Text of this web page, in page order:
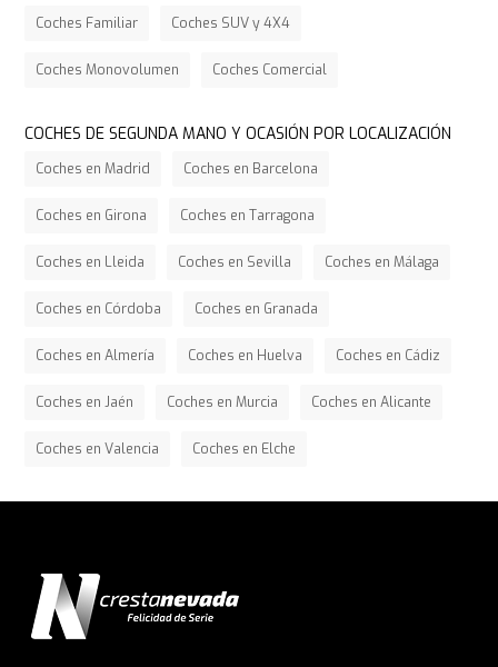
Coches Familiar Coches SUV y 4X4
Coches Monovolumen Coches Comercial
COCHES DE SEGUNDA MANO Y OCASIÓN POR LOCALIZACIÓN
Coches en Madrid Coches en Barcelona
Coches en Girona Coches en Tarragona
Coches en Lleida Coches en Sevilla Coches en Málaga
Coches en Córdoba Coches en Granada
Coches en Almería Coches en Huelva Coches en Cádiz
Coches en Jaén Coches en Murcia Coches en Alicante
Coches en Valencia Coches en Elche